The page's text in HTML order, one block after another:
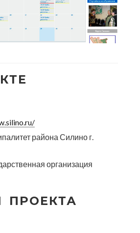
района Силино г.
организация
ПРОЕКТА